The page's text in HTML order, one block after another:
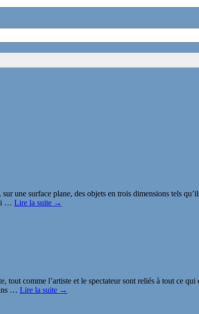
une surface plane, des objets en trois dimensions tels
… Lire la suite →
comme l’artiste et le spectateur sont reliés à tout ce qui
… Lire la suite →